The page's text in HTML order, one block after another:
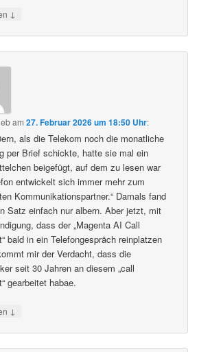
↓
am27. Februar 2026 um 18:50 Uhr:
als die Telekom noch die monatliche
per Brief schickte, hatte sie mal ein
beigefügt, auf dem zu lesen war
entwickelt sich immer mehr zum
Kommunikationspartner.“ Damals fand
Satz einfach nur albern. Aber jetzt, mit
dass der „Magenta AI Call
bald in ein Telefongespräch reinplatzen
mir der Verdacht, dass die
seit 30 Jahren an diesem „call
gearbeitet habae.
↓